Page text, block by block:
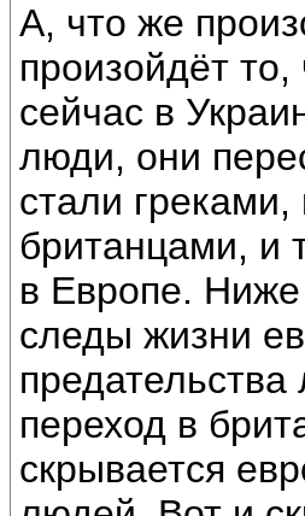
А, что же
произойдёт
сейчас в
люди, они
стали
британцами, и
в Европе. Ниже
следы жизни
переход в
скрывается